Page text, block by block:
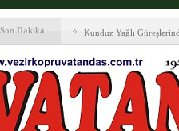
Son Dakika Kunduz Yağlı
Ankara & Vezirköprü
Kaymakamına ‘hayırlı
KAYBETTİKLERİMİZ
NÖBETÇİ ECZANELER